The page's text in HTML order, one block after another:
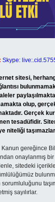
Skype:
sitesi,
olup,
Gerçek
tesadüfidir.
niteliği
Kanun gereğince
onaylanmış
sitedeki
sorumluluğunu
sayılırlar.